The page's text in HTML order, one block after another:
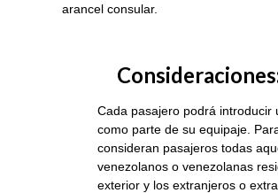
arancel consular.
Cada pasajero podrá introducir
como parte de su equipaje.
consideran pasajeros todas
venezolanos o venezolanas
exterior y los extranjeros o